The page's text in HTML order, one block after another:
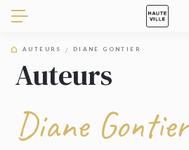
AUTEURS DIANE GONTIER
Auteurs
Diane Gontier